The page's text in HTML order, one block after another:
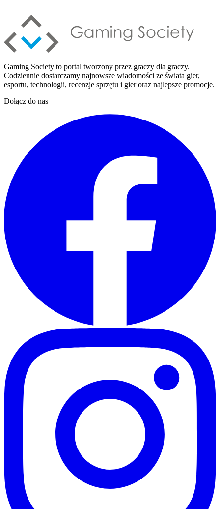
Gaming Society to portal tworzony przez graczy dla graczy.
Codziennie dostarczamy najnowsze wiadomości ze świata gier,
esportu, technologii, recenzje sprzętu i gier oraz najlepsze promocje.
Dołącz do nas